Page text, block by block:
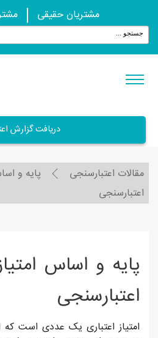
مشتریان حقیقی
دریافت گزارش
مقالات اعتبارسنجی
پایه و
اعتبارسنجی
پایه و اساس
اعتبارسنجی
امتیاز اعتباری یک عددی است که